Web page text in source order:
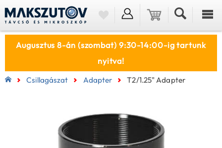
Augusztus 8-án (szombat) 9:30-14:00-ig tartunk
nyitva!
Csillagászat Adapter T2/1.25" Adapter